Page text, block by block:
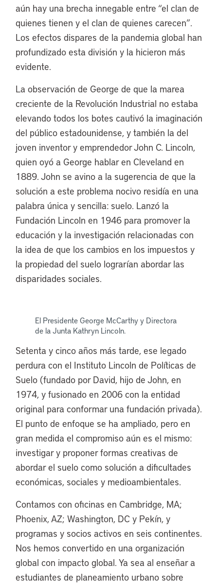
aún hay una brecha innegable entre “el clan de
quienes tienen y el clan de quienes carecen”.
Los efectos dispares de la pandemia global han
profundizado esta división y la hicieron más
evidente.
La observación de George de que la marea
creciente de la Revolución Industrial no estaba
elevando todos los botes cautivó la imaginación
del público estadounidense, y también la del
joven inventor y emprendedor John C. Lincoln,
quien oyó a George hablar en Cleveland en
1889. John se avino a la sugerencia de que la
solución a este problema nocivo residía en una
palabra única y sencilla: suelo. Lanzó la
Fundación Lincoln en 1946 para promover la
educación y la investigación relacionadas con
la idea de que los cambios en los impuestos y
la propiedad del suelo lograrían abordar las
disparidades sociales.
El Presidente George McCarthy y Directora
de la Junta Kathryn Lincoln.
Setenta y cinco años más tarde, ese legado
perdura con el Instituto Lincoln de Políticas de
Suelo (fundado por David, hijo de John, en
1974, y fusionado en 2006 con la entidad
original para conformar una fundación privada).
El punto de enfoque se ha ampliado, pero en
gran medida el compromiso aún es el mismo:
investigar y proponer formas creativas de
abordar el suelo como solución a dificultades
económicas, sociales y medioambientales.
Contamos con oficinas en Cambridge, MA;
Phoenix, AZ; Washington, DC y Pekín, y
programas y socios activos en seis continentes.
Nos hemos convertido en una organización
global con impacto global. Ya sea al enseñar a
estudiantes de planeamiento urbano sobre